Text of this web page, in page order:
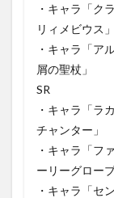
ーン
●4日
目
1.6
ャ期
間1〜
4日目
のま
とめ
・キャラ「ク
リィメビウス」
・キャラ「ア
屑の聖杖」
SR
・キャラ「ラ
チャンター」
・キャラ「フ
ーリーグローブ
・キャラ「セ